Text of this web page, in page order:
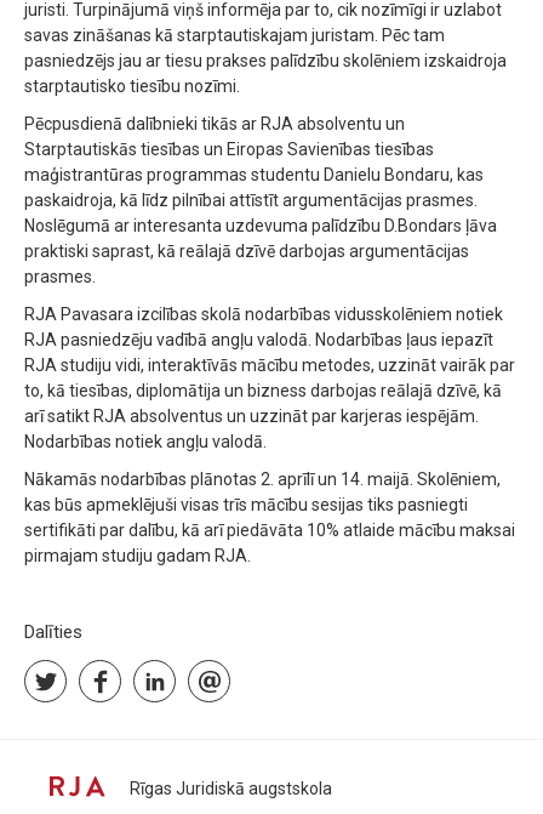
juristi. Turpinājumā viņš informēja par to, cik nozīmīgi ir uzlabot
savas zināšanas kā starptautiskajam juristam. Pēc tam
pasniedzējs jau ar tiesu prakses palīdzību skolēniem izskaidroja
starptautisko tiesību nozīmi.
Pēcpusdienā dalībnieki tikās ar RJA absolventu un
Starptautiskās tiesības un Eiropas Savienības tiesības
maģistrantūras programmas studentu Danielu Bondaru, kas
paskaidroja, kā līdz pilnībai attīstīt argumentācijas prasmes.
Noslēgumā ar interesanta uzdevuma palīdzību D.Bondars ļāva
praktiski saprast, kā reālajā dzīvē darbojas argumentācijas
prasmes.
RJA Pavasara izcilības skolā nodarbības vidusskolēniem notiek
RJA pasniedzēju vadībā angļu valodā. Nodarbības ļaus iepazīt
RJA studiju vidi, interaktīvās mācību metodes, uzzināt vairāk par
to, kā tiesības, diplomātija un bizness darbojas reālajā dzīvē, kā
arī satikt RJA absolventus un uzzināt par karjeras iespējām.
Nodarbības notiek angļu valodā.
Nākamās nodarbības plānotas 2. aprīlī un 14. maijā. Skolēniem,
kas būs apmeklējuši visas trīs mācību sesijas tiks pasniegti
sertifikāti par dalību, kā arī piedāvāta 10% atlaide mācību maksai
pirmajam studiju gadam RJA.
Dalīties
Rīgas Juridiskā augstskola